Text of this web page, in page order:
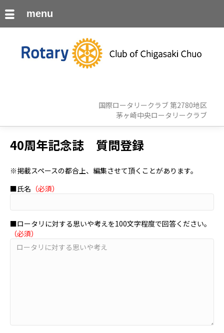
国際ロータリークラブ 第2780地区
茅ヶ崎中央ロータリークラブ
40周年記念誌 質問登録
※掲載スペースの都合上、編集させて頂くことがあります。
■氏名 （必須）
■ロータリに対する思いや考えを100文字程度で回答ください。
（必須）
menu